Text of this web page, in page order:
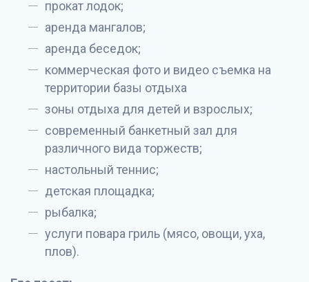
прокат лодок;
аренда мангалов;
аренда беседок;
коммерческая фото и видео съемка на
территории базы отдыха
зоны отдыха для детей и взрослых;
современный банкетный зал для
различного вида торжеств;
настольный теннис;
детская площадка;
рыбалка;
услуги повара гриль (мясо, овощи, уха,
плов).